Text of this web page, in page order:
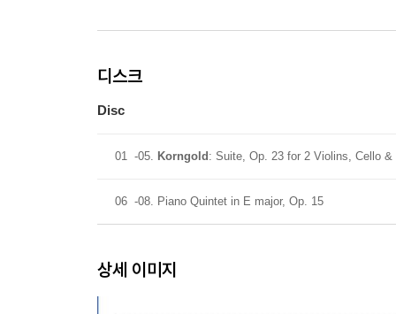
디스크
Disc
01 -05. Korngold : Suite, Op. 23 for 2 Violins, Cello &
06 -08. Piano Quintet in E major, Op. 15
상세 이미지